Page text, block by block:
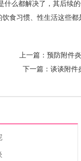
什么都解决了，其后续
食习惯、性生活这些
上一篇： 预防附件
下一篇： 谈谈附件